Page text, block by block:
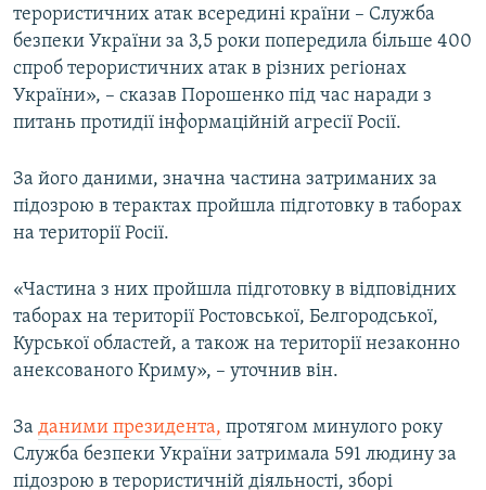
терористичних атак всередині країни – Служба
безпеки України за 3,5 роки попередила більше 400
спроб терористичних атак в різних регіонах
України», – сказав Порошенко під час наради з
питань протидії інформаційній агресії Росії.
За його даними, значна частина затриманих за
підозрою в терактах пройшла підготовку в таборах
на території Росії.
«Частина з них пройшла підготовку в відповідних
таборах на території Ростовської, Белгородської,
Курської областей, а також на території незаконно
анексованого Криму», – уточнив він.
За даними президента, протягом минулого року
Служба безпеки України затримала 591 людину за
підозрою в терористичній діяльності, зборі